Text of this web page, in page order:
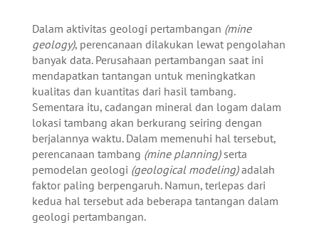
Dalam aktivitas geologi pertambangan (mine
geology), perencanaan dilakukan lewat pengolahan
banyak data. Perusahaan pertambangan saat ini
mendapatkan tantangan untuk meningkatkan
kualitas dan kuantitas dari hasil tambang.
Sementara itu, cadangan mineral dan logam dalam
lokasi tambang akan berkurang seiring dengan
berjalannya waktu. Dalam memenuhi hal tersebut,
perencanaan tambang (mine planning)serta
pemodelan geologi (geological modeling)adalah
faktor paling berpengaruh. Namun, terlepas dari
kedua hal tersebut ada beberapa tantangan dalam
geologi pertambangan.